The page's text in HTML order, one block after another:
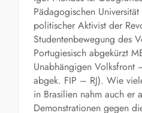
Pädagogischen
politischer Aktivist der
Studentenbewegung des
Portugiesisch abgekürzt
Unabhängigen Volksfront
abgek. FIP – RJ). Wie
in Brasilien nahm auch er
Demonstrationen gegen